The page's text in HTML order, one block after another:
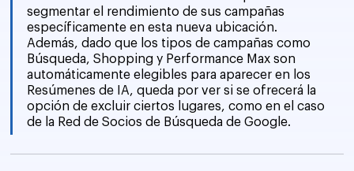
segmentar el rendimiento de sus campañas
específicamente en esta nueva ubicación.
Además, dado que los tipos de campañas como
Búsqueda, Shopping y Performance Max son
automáticamente elegibles para aparecer en los
Resúmenes de IA, queda por ver si se ofrecerá la
opción de excluir ciertos lugares, como en el caso
de la Red de Socios de Búsqueda de Google.